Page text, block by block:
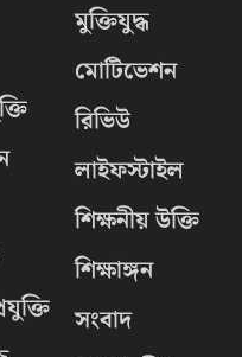
মুক্তিযুদ্ধ
মোটিভেশন
রিভিউ
লাইফস্টাইল
শিক্ষনীয় উক্তি
শিক্ষাঙ্গন
সংবাদ